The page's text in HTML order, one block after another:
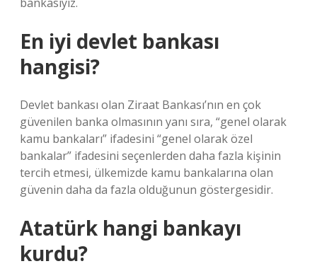
En iyi devlet bankası
hangisi?
Devlet bankası olan Ziraat Bankası’nın en çok
güvenilen banka olmasının yanı sıra, “genel olarak
kamu bankaları” ifadesini “genel olarak özel
bankalar” ifadesini seçenlerden daha fazla kişinin
tercih etmesi, ülkemizde kamu bankalarına olan
güvenin daha da fazla olduğunun göstergesidir.
Atatürk hangi bankayı
kurdu?